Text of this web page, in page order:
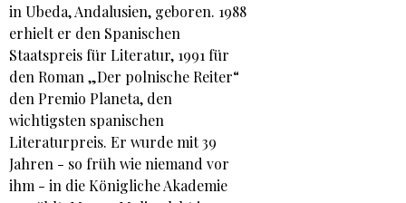
in Ubeda, Andalusien, geboren. 1988
erhielt er den Spanischen
Staatspreis für Literatur, 1991 für
den Roman „Der polnische Reiter“
den Premio Planeta, den
wichtigsten spanischen
Literaturpreis. Er wurde mit 39
Jahren - so früh wie niemand vor
ihm - in die Königliche Akademie